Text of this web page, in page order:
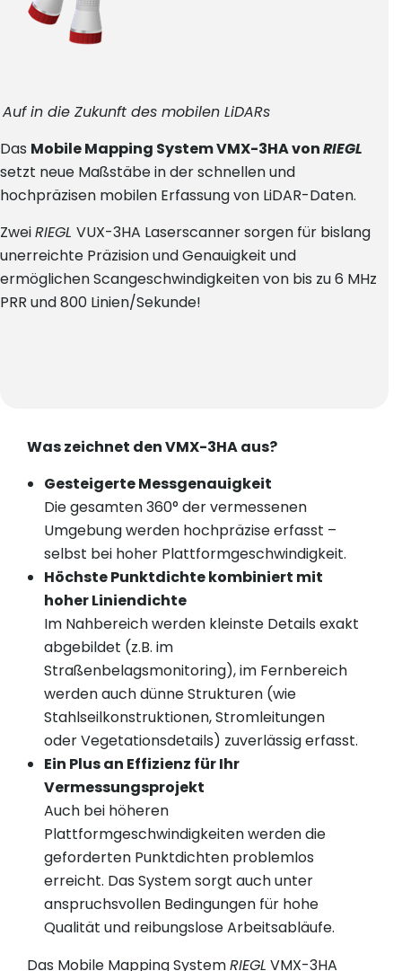
Auf in die Zukunft des mobilen LiDARs
Das Mobile Mapping System VMX-3HA vonRIEGL
setzt neue Maßstäbe in der schnellen und
hochpräzisen mobilen Erfassung von LiDAR-Daten.
ZweiRIEGL VUX-3HA Laserscanner sorgen für bislang
unerreichte Präzision und Genauigkeit und
ermöglichen Scangeschwindigkeiten von bis zu 6 MHz
PRR und 800 Linien/Sekunde!
Was zeichnet den VMX-3HA aus?
Gesteigerte Messgenauigkeit
Die gesamten 360° der vermessenen
Umgebung werden hochpräzise erfasst –
selbst bei hoher Plattformgeschwindigkeit.
Höchste Punktdichte kombiniert mit
hoher Liniendichte
Im Nahbereich werden kleinste Details exakt
abgebildet (z.B. im
Straßenbelagsmonitoring), im Fernbereich
werden auch dünne Strukturen (wie
Stahlseilkonstruktionen, Stromleitungen
oder Vegetationsdetails) zuverlässig erfasst.
Ein Plus an Effizienz für Ihr
Vermessungsprojekt
Auch bei höheren
Plattformgeschwindigkeiten werden die
geforderten Punktdichten problemlos
erreicht. Das System sorgt auch unter
anspruchsvollen Bedingungen für hohe
Qualität und reibungslose Arbeitsabläufe.
Das Mobile Mapping SystemRIEGL VMX-3HA